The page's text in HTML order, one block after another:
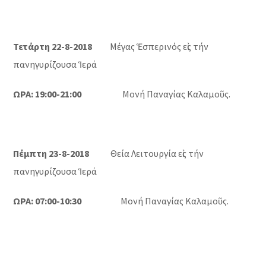
Τετάρτη 22-8-2018 Μέγας Ἑσπερινός εἰς τήν
πανηγυρίζουσα Ἱερά
ΩΡΑ: 19:00-21:00 Μονή Παναγίας Καλαμοῦς.
Πέμπτη 23-8-2018
Θεία Λειτουργία εἰς τήν
πανηγυρίζουσα Ἱερά
ΩΡΑ: 07:00-10:30 Μονή Παναγίας Καλαμοῦς.